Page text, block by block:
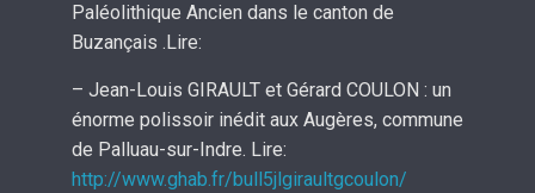
Paléolithique Ancien dans le canton de
Buzançais .Lire:
– Jean-Louis GIRAULT et Gérard COULON : un
énorme polissoir inédit aux Augères, commune
de Palluau-sur-Indre. Lire:
http://www.ghab.fr/bull5jlgiraultgcoulon/